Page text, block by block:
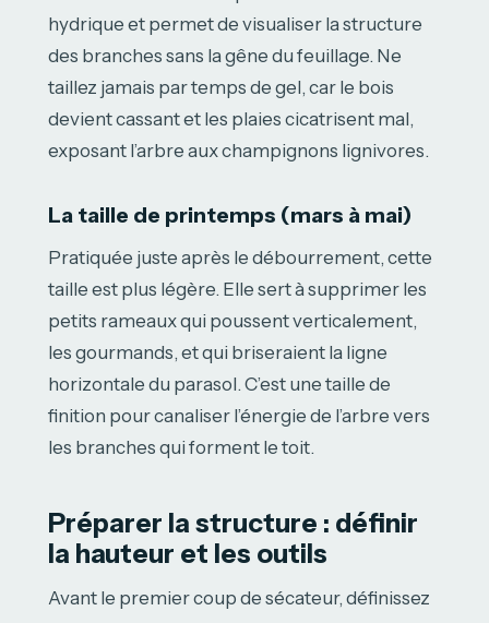
hydrique et permet de visualiser la structure
des branches sans la gêne du feuillage. Ne
taillez jamais par temps de gel, car le bois
devient cassant et les plaies cicatrisent mal,
exposant l’arbre aux champignons lignivores.
La taille de printemps (mars à mai)
Pratiquée juste après le débourrement, cette
taille est plus légère. Elle sert à supprimer les
petits rameaux qui poussent verticalement,
les gourmands, et qui briseraient la ligne
horizontale du parasol. C’est une taille de
finition pour canaliser l’énergie de l’arbre vers
les branches qui forment le toit.
Préparer la structure : définir
la hauteur et les outils
Avant le premier coup de sécateur, définissez